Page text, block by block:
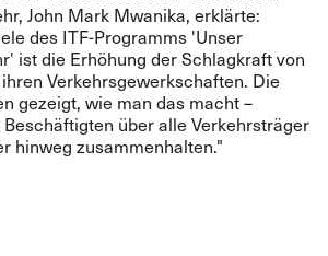
John Mark Mwanika, erklärte:
des ITF-Programms 'Unser
ist die Erhöhung der Schlagkraft von
Verkehrsgewerkschaften. Die
gezeigt, wie man das macht –
über alle Verkehrsträger
hinweg zusammenhalten."